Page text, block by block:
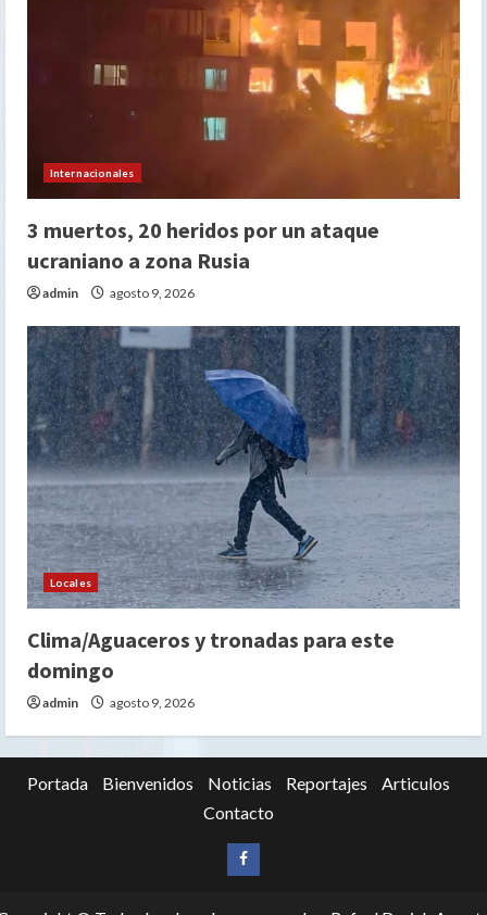
Internacionales
3 muertos, 20 heridos por un ataque
ucraniano a zona Rusia
admin agosto 9, 2026
Locales
Clima/Aguaceros y tronadas para este
domingo
admin agosto 9, 2026
Portada Bienvenidos Noticias Reportajes
Articulos
Contacto
Siganos